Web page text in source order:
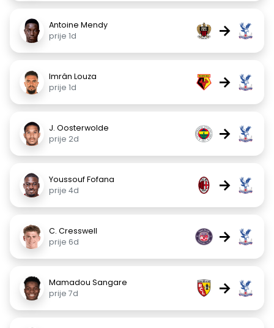
Antoine Mendy
prije 1d
→
Imrân Louza
prije 1d
→
J. Oosterwolde
prije 2d
→
Youssouf Fofana
prije 4d
→
C. Cresswell
prije 6d
→
Mamadou Sangare
prije 7d
→